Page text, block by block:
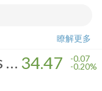
瞭解更多
Rogers Communications Inc. 34.47 -0.07
-0.20%